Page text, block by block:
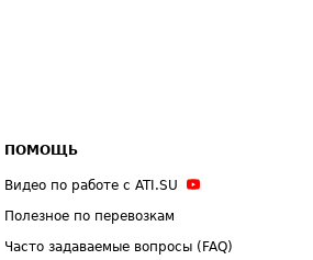
ПОМОЩЬ
Видео по работе с ATI.SU
Полезное по перевозкам
Часто задаваемые вопросы (FAQ)